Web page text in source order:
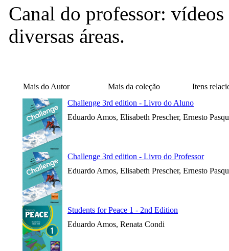
Canal do professor:
diversas áreas.
Mais do Autor Mais da coleção
Itens
Challenge 3rd edition - Livro do Aluno
Eduardo Amos, Elisabeth Prescher, Ernesto
Challenge 3rd edition - Livro do Professor
Eduardo Amos, Elisabeth Prescher, Ernesto
Students for Peace 1 - 2nd Edition
Eduardo Amos, Renata Condi